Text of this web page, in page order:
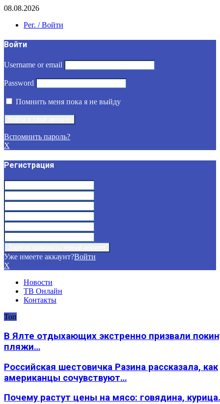
08.08.2026
Рег. / Войти
Войти
Username or email
Password
Помнить меня пока я не выйду
Вспомнить пароль?
X
Регистрация
Уже имеете аккаунт?Войти
X
Новости
ТВ Онлайн
Контакты
Топ
В Ялте отдыхающих экстренно призвали
пляжи…
Российская шестовичка Разина рассказала, как
американцы сочувствуют…
Почему растут цены на мясо: говядина,